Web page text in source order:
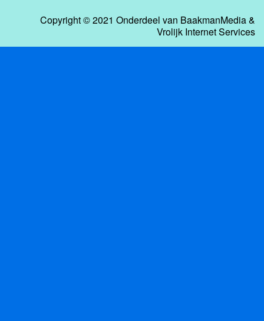
Copyright © 2021 Onderdeel van BaakmanMedia&
Vrolijk Internet Services